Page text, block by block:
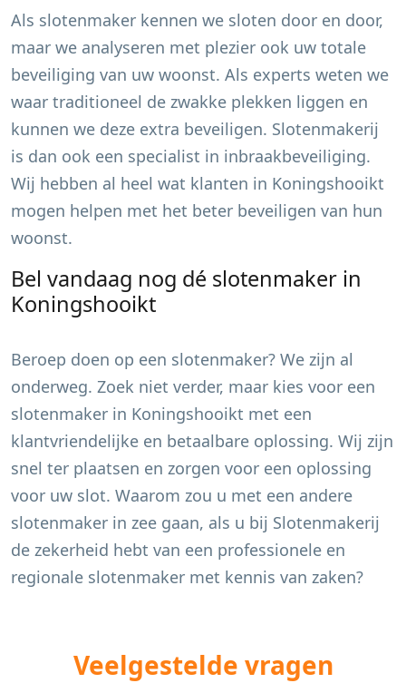
Als slotenmaker kennen we sloten door en door,
maar we analyseren met plezier ook uw totale
beveiliging van uw woonst. Als experts weten we
waar traditioneel de zwakke plekken liggen en
kunnen we deze extra beveiligen. Slotenmakerij
is dan ook een specialist in inbraakbeveiliging.
Wij hebben al heel wat klanten in Koningshooikt
mogen helpen met het beter beveiligen van hun
woonst.
Bel vandaag nog dé slotenmaker in
Koningshooikt
Beroep doen op een slotenmaker? We zijn al
onderweg. Zoek niet verder, maar kies voor een
slotenmaker in Koningshooikt met een
klantvriendelijke en betaalbare oplossing. Wij zijn
snel ter plaatsen en zorgen voor een oplossing
voor uw slot. Waarom zou u met een andere
slotenmaker in zee gaan, als u bij Slotenmakerij
de zekerheid hebt van een professionele en
regionale slotenmaker met kennis van zaken?
Veelgestelde vragen